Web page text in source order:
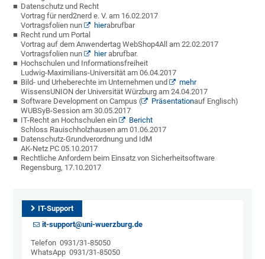
Datenschutz und Recht
Vortrag für nerd2nerd e. V. am 16.02.2017
Vortragsfolien nun
hierabrufbar
Recht rund um Portal
Vortrag auf dem Anwendertag WebShop4All am 22.02.2017
Vortragsfolien nun
hierabrufbar.
Hochschulen und Informationsfreiheit
Ludwig-Maximilians-Universität am 06.04.2017
Bild- und Urheberechte im Unternehmen und
mehr
WissensUNION der Universität Würzburg am 24.04.2017
Software Development on Campus (
Präsentationauf Englisch)
WUBSyB-Session am 30.05.2017
IT-Recht an Hochschulen ein
Bericht
Schloss Rauischholzhausen am 01.06.2017
Datenschutz-Grundverordnung und IdM
AK-Netz PC 05.10.2017
Rechtliche Anfordern beim Einsatz von Sicherheitsoftware
Regensburg, 17.10.2017
IT-Support
it-support@uni-wuerzburg.de
Telefon 0931/31-85050
WhatsApp 0931/31-85050